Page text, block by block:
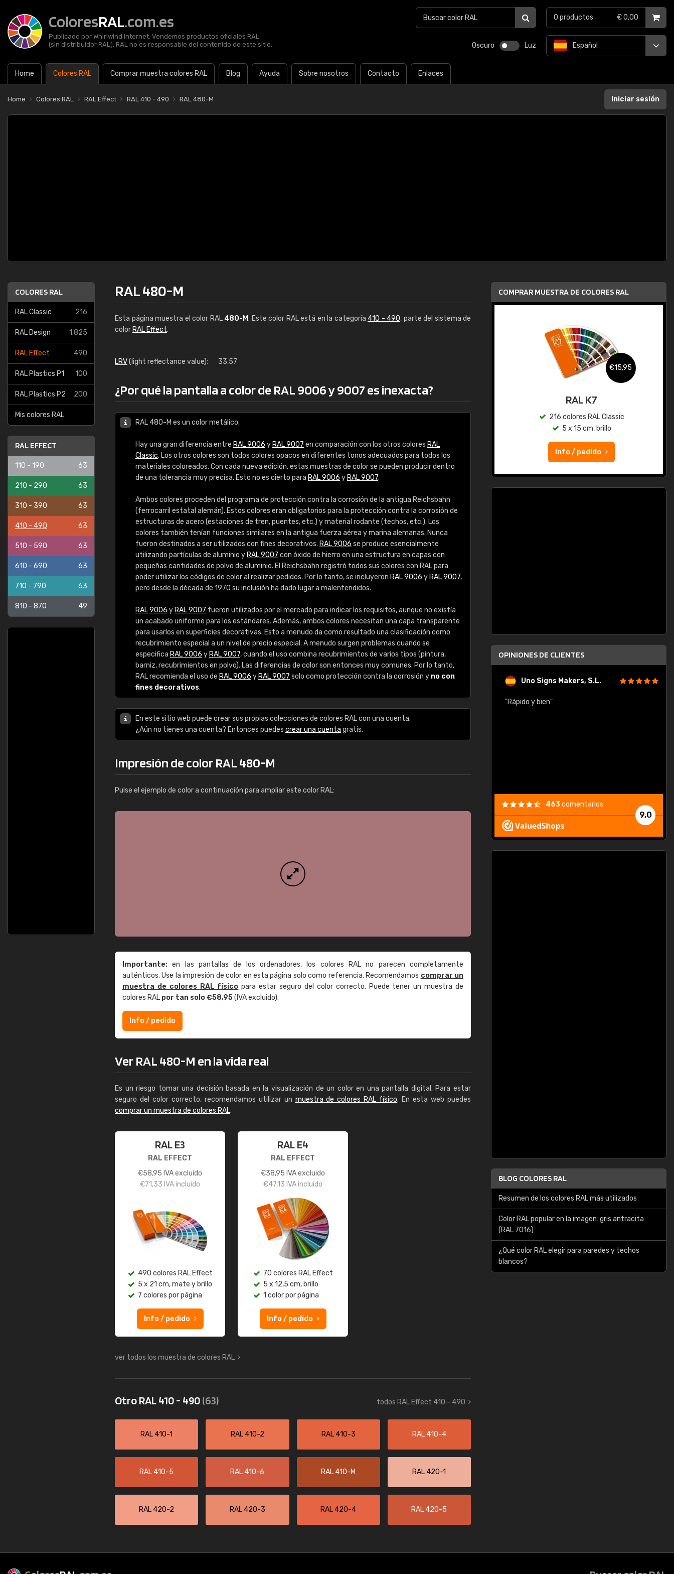
ColoresRAL.com.es
Publicado por Whirlwind Internet. Vendemos productos oficiales RAL
(sin distribuidor RAL). RAL no es responsable del contenido de este sitio.
Oscuro Luz
Home Colores RAL Comprar muestra colores RAL Blog Ayuda Sobre nosotros Contacto Enlaces
Español
0 productos € 0,00
Home Colores RAL RAL Effect RAL 410 - 490 RAL 480-M Iniciar sesión
COLORES RAL
RAL Classic 216
RAL Design 1.825
RAL Effect 490
RAL Plastics P1 100
RAL Plastics P2 200
Mis colores RAL
RAL EFFECT
110 - 190 63
210 - 290 63
310 - 390 63
410 - 490 63
510 - 590 63
610 - 690 63
710 - 790 63
810 - 870 49
RAL 480-M
Esta página muestra el color RAL 480-M. Este color RAL está en la categoría 410 - 490, parte del sistema de
color RAL Effect.
LRV(light reflectance value): 33,57
¿Por qué la pantalla a color de RAL 9006 y 9007 es inexacta?
RAL 480-M es un color metálico.
Hay una gran diferencia entre RAL 9006 y RAL 9007 en comparación con los otros colores RAL
Classic. Los otros colores son todos colores opacos en diferentes tonos adecuados para todos los
materiales coloreados. Con cada nueva edición, estas muestras de color se pueden producir dentro
de una tolerancia muy precisa. Esto no es cierto para RAL 9006 y RAL 9007.
Ambos colores proceden del programa de protección contra la corrosión de la antigua Reichsbahn
(ferrocarril estatal alemán). Estos colores eran obligatorios para la protección contra la corrosión de
estructuras de acero (estaciones de tren, puentes, etc.) y material rodante (techos, etc.). Los
colores también tenían funciones similares en la antigua fuerza aérea y marina alemanas. Nunca
fueron destinados a ser utilizados con fines decorativos. RAL 9006 se produce esencialmente
utilizando partículas de aluminio y RAL 9007 con óxido de hierro en una estructura en capas con
pequeñas cantidades de polvo de aluminio. El Reichsbahn registró todos sus colores con RAL para
poder utilizar los códigos de color al realizar pedidos. Por lo tanto, se incluyeron RAL 9006 y RAL 9007,
pero desde la década de 1970 su inclusión ha dado lugar a malentendidos.
RAL 9006 y RAL 9007 fueron utilizados por el mercado para indicar los requisitos, aunque no existía
un acabado uniforme para los estándares. Además, ambos colores necesitan una capa transparente
para usarlos en superficies decorativas. Esto a menudo da como resultado una clasificación como
recubrimiento especial a un nivel de precio especial. A menudo surgen problemas cuando se
especifica RAL 9006 y RAL 9007, cuando el uso combina recubrimientos de varios tipos (pintura,
barniz, recubrimientos en polvo). Las diferencias de color son entonces muy comunes. Por lo tanto,
RAL recomienda el uso de RAL 9006 y RAL 9007 solo como protección contra la corrosión y no con
fines decorativos.
En este sitio web puede crear sus propias colecciones de colores RAL con una cuenta.
¿Aún no tienes una cuenta? Entonces puedes crear una cuenta gratis.
Impresión de color RAL 480-M
Pulse el ejemplo de color a continuación para ampliar este color RAL:
Importante: en las pantallas de los ordenadores, los colores RAL no parecen completamente
auténticos. Use la impresión de color en esta página solo como referencia. Recomendamos comprar un
muestra de colores RAL físico para estar seguro del color correcto. Puede tener un muestra de
colores RAL por tan solo €58,95(IVA excluido).
Info / pedido
Ver RAL 480-M en la vida real
Es un riesgo tomar una decisión basada en la visualización de un color en una pantalla digital. Para estar
seguro del color correcto, recomendamos utilizar un muestra de colores RAL físico. En esta web puedes
comprar un muestra de colores RAL.
RAL E3
RAL EFFECT
€58,95 IVA excluido
€71,33 IVA incluido
490 colores RAL Effect
5 x 21 cm, mate y brillo
7 colores por página
Info / pedido
RAL E4
RAL EFFECT
€38,95 IVA excluido
€47,13 IVA incluido
70 colores RAL Effect
5 x 12,5 cm, brillo
1 color por página
Info / pedido
ver todos los muestra de colores RAL
Otro RAL 410 - 490(63) todos RAL Effect 410 - 490
RAL 410-1 RAL 410-2 RAL 410-3 RAL 410-4
RAL 410-5 RAL 410-6 RAL 410-M RAL 420-1
RAL 420-2 RAL 420-3 RAL 420-4 RAL 420-5
COMPRAR MUESTRA DE COLORES RAL
RAL K7 a base de agua
Info / pedido
€15,95
RAL K7
216 colores RAL Classic
5 x 15 cm, brillo
Info / pedido
OPINIONES DE CLIENTES
Enrique Uno Signs Makers, S.L.
"Rápido y bien"
9,0
463comentarios
BLOG COLORES RAL
Resumen de los colores RAL más utilizados
Color RAL popular en la imagen: gris antracita
(RAL 7016)
¿Qué color RAL elegir para paredes y techos
blancos?